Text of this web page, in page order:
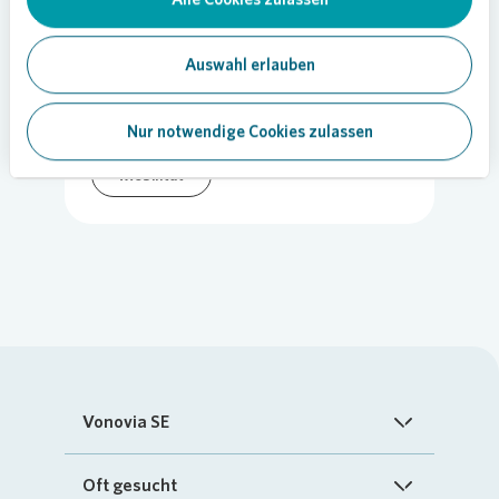
Auswahl erlauben
Nur notwendige Cookies zulassen
Mobilität
Vonovia SE
Startseite
Oft gesucht